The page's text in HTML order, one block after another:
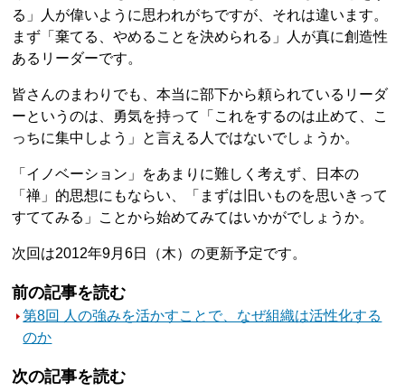
る」人が偉いように思われがちですが、それは違います。
まず「棄てる、やめることを決められる」人が真に創造性
あるリーダーです。
皆さんのまわりでも、本当に部下から頼られているリーダ
ーというのは、勇気を持って「これをするのは止めて、こ
っちに集中しよう」と言える人ではないでしょうか。
「イノベーション」をあまりに難しく考えず、日本の
「禅」的思想にもならい、「まずは旧いものを思いきって
すててみる」ことから始めてみてはいかがでしょうか。
次回は2012年9月6日（木）の更新予定です。
前の記事を読む
第8回 人の強みを活かすことで、なぜ組織は活性化する
のか
次の記事を読む